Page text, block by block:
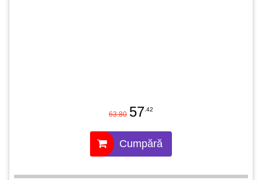
63.80 57 .42
Cumpără